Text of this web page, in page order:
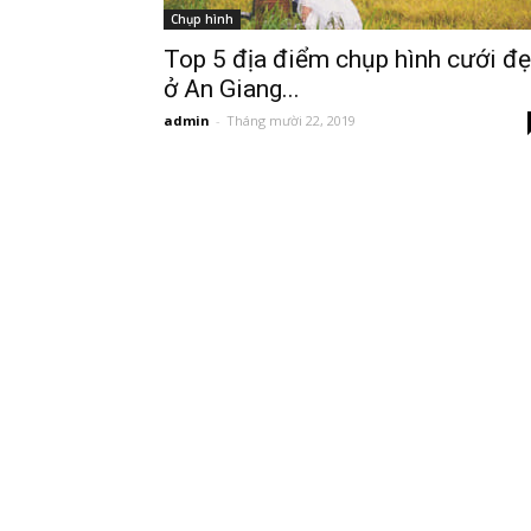
Chụp hình
Top 5 địa điểm chụp hình cưới
ở An Giang...
admin - Tháng mười 22, 2019